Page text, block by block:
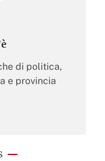
di politica,
e provincia